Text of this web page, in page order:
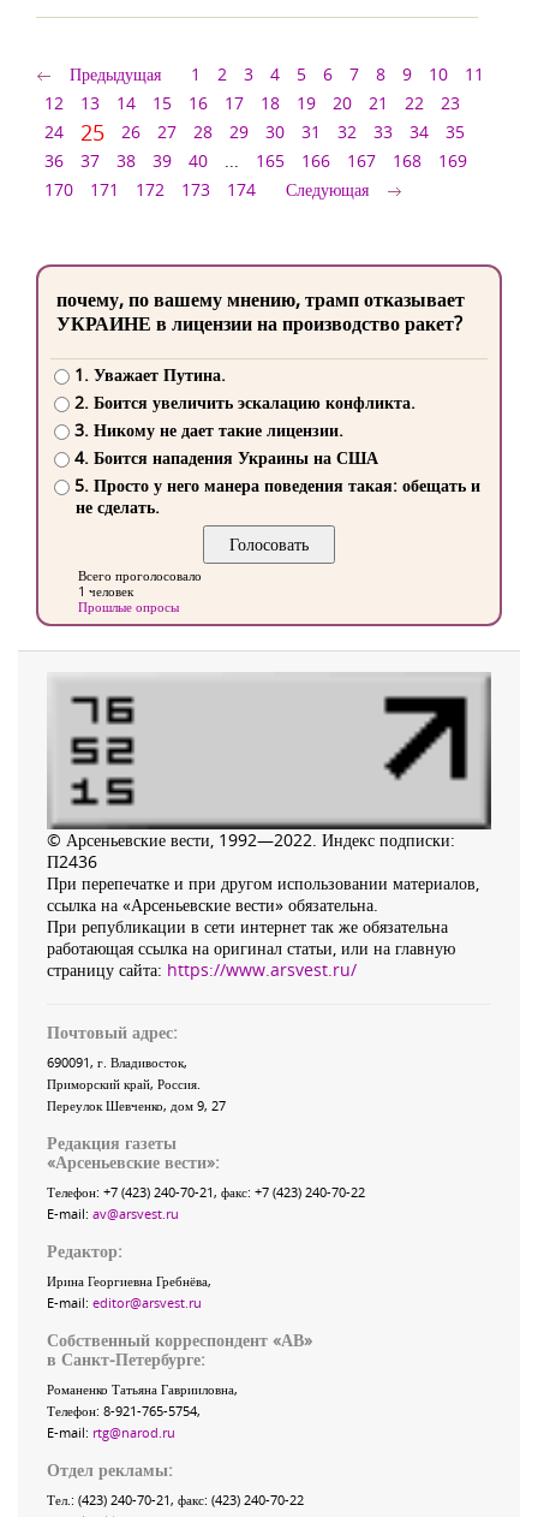
Предыдущая 1 2 3 4 5 6 7 8 9 10
11
12
13 14 15 16 17 18 19 20 21 22
23
24
25 26 27 28 29 30 31 32 33 34
35
36
37 38 39 40 ... 165 166 167 168
169
170
171 172 173 174 Следующая
почему, по вашему мнению, трамп отказывает
УКРАИНЕ в лицензии на производство ракет?
1. Уважает Путина.
2. Боится увеличить эскалацию конфликта.
3. Никому не дает такие лицензии.
4. Боится нападения Украины на США
5. Просто у него манера поведения такая: обещать и
не сделать.
Всего проголосовало
1 человек
Прошлые опросы
© Арсеньевские вести, 1992—2022. Индекс подписки:
П2436
При перепечатке и при другом использовании материалов,
ссылка на «Арсеньевские вести» обязательна.
При републикации в сети интернет так же обязательна
работающая ссылка на оригинал статьи, или на главную
страницу сайта: https://www.arsvest.ru/
Почтовый адрес:
690091, г. Владивосток,
Приморский край, Россия
Переулок Шевченко, дом 9, 27
Редакция газеты
«Арсеньевские вести»:
Телефон: +7 (423) 240-70-21, факс: +7 (423) 240-70-22
E-mail: av@arsvest.ru
Редактор:
Ирина Георгиевна Гребнёва,
E-mail: editor@arsvest.ru
Собственный корреспондент «АВ»
в Санкт-Петербурге:
Романенко Татьяна Гаврииловна,
Телефон: 8-921-765-5754,
E-mail: rtg@narod.ru
Отдел рекламы:
Тел.: (423) 240-70-21, факс: (423) 240-70-22